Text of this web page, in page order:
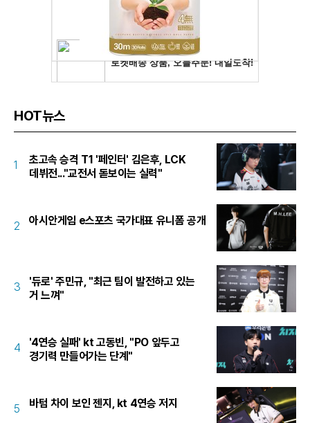
HOT뉴스
1
초고속 승격 T1 '페인터' 김은후, LCK
데뷔전..."교전서 돋보이는 실력"
2 아시안게임 e스포츠 국가대표 유니폼 공개
3
'듀로' 주민규, "최근 팀이 발전하고 있는
거 느껴"
4
'4연승 실패' kt 고동빈, "PO 앞두고
경기력 만들어가는 단계"
5 바텀 차이 보인 젠지, kt 4연승 저지